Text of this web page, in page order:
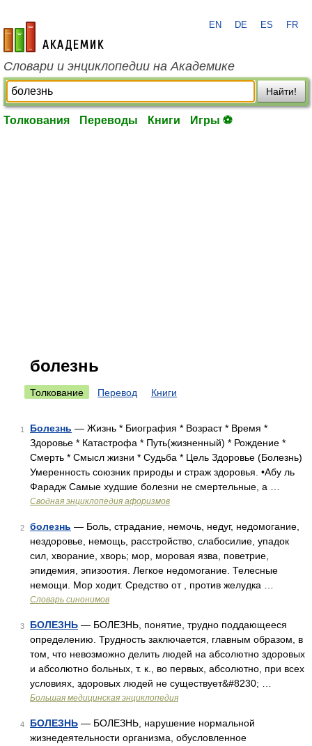
academic.ru
EN DE ES FR
Словари и энциклопедии на Академике
Найти!
Толкования Переводы Книги Игры ⚽
болезнь
Толкование Перевод Книги
1 Болезнь — Жизнь * Биография * Возраст * Время *
Здоровье * Катастрофа * Путь(жизненный) * Рождение *
Смерть * Смысл жизни * Судьба * Цель Здоровье (Болезнь)
Умеренность союзник природы и страж здоровья. •Абу ль
Фарадж Самые худшие болезни не смертельные, а …
Сводная энциклопедия афоризмов
2 болезнь — Боль, страдание, немочь, недуг, недомогание,
нездоровье, немощь, расстройство, слабосилие, упадок
сил, хворание, хворь; мор, моровая язва, поветрие,
эпидемия, эпизоотия. Легкое недомогание. Телесные
немощи. Мор ходит. Средство от , против желудка …
Словарь синонимов
3 БОЛЕЗНЬ — БОЛЕЗНЬ, понятие, трудно поддающееся
определению. Трудность заключается, главным образом, в
том, что невозможно делить людей на абсолютно здоровых
и абсолютно больных, т. к., во первых, абсолютно, при всех
условиях, здоровых людей не существует&#8230; …
Большая медицинская энциклопедия
4 БОЛЕЗНЬ — БОЛЕЗНЬ, нарушение нормальной
жизнедеятельности организма, обусловленное